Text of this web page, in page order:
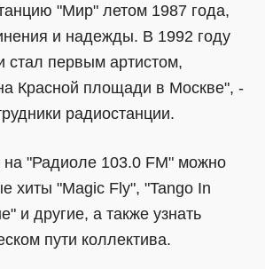
"Мир" летом 1987 года,
и надежды. В 1992 году
стал первым артистом,
Красной площади в Москве", -
радиостанции.
"Радиоле 103.0 FM" можно
хиты "Magic Fly", "Tango In
и другие, а также узнать
пути коллектива.